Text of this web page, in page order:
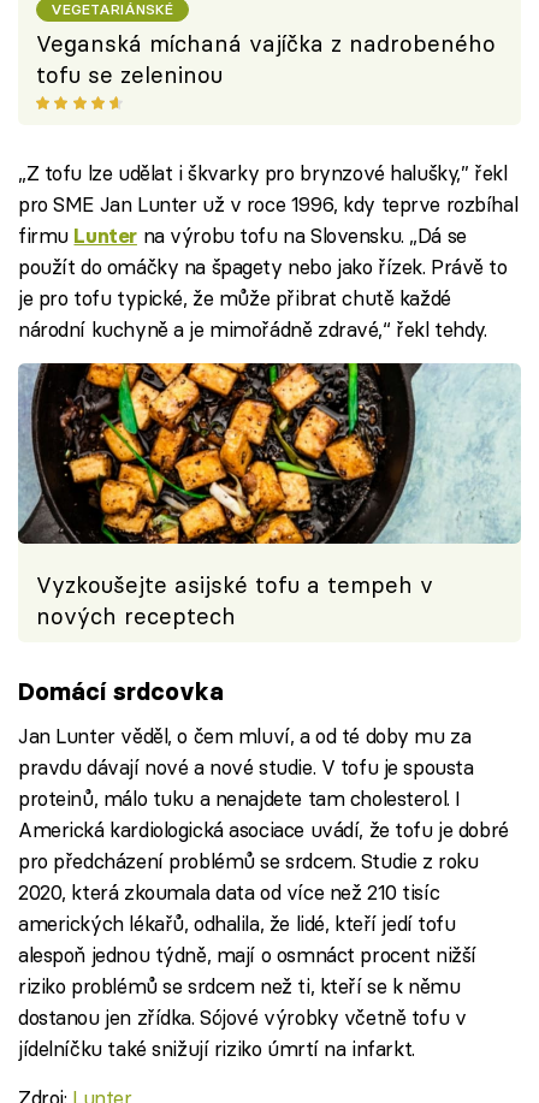
VEGETARIÁNSKÉ
Veganská míchaná vajíčka z nadrobeného
tofu se zeleninou
„Z tofu lze udělat i škvarky pro brynzové halušky,” řekl
pro SME Jan Lunter už v roce 1996, kdy teprve rozbíhal
firmu Lunterna výrobu tofu na Slovensku. „Dá se
použít do omáčky na špagety nebo jako řízek. Právě to
je pro tofu typické, že může přibrat chutě každé
národní kuchyně a je mimořádně zdravé,“ řekl tehdy.
Vyzkoušejte asijské tofu a tempeh v
nových receptech
Domácí srdcovka
Jan Lunter věděl, o čem mluví, a od té doby mu za
pravdu dávají nové a nové studie. V tofu je spousta
proteinů, málo tuku a nenajdete tam cholesterol. I
Americká kardiologická asociace uvádí, že tofu je dobré
pro předcházení problémů se srdcem. Studie z roku
2020, která zkoumala data od více než 210 tisíc
amerických lékařů, odhalila, že lidé, kteří jedí tofu
alespoň jednou týdně, mají o osmnáct procent nižší
riziko problémů se srdcem než ti, kteří se k němu
dostanou jen zřídka. Sójové výrobky včetně tofu v
jídelníčku také snižují riziko úmrtí na infarkt.
Zdroj: Lunter